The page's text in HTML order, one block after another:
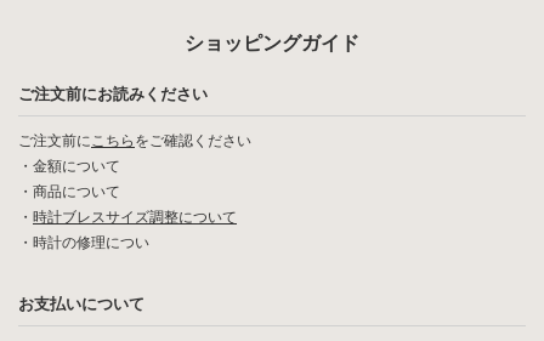
ショッピングガイド
ご注文前にお読みください
ご注文前にこちら をご確認ください
・ 金額について
・ 商品について
・ 時計ブレスサイズ調整について
・ 時計の修理につい
お支払いについて